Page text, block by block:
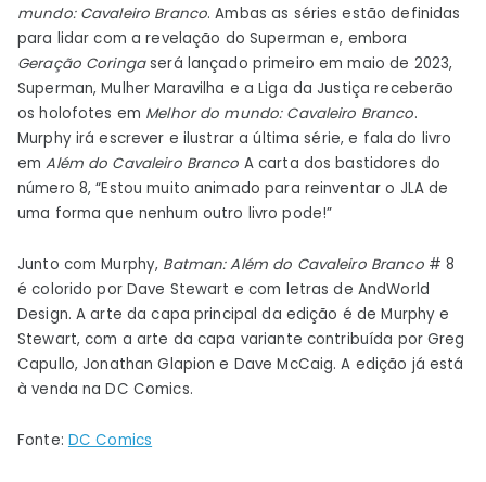
mundo: Cavaleiro Branco. Ambas as séries estão definidas
para lidar com a revelação do Superman e, embora
Geração Coringaserá lançado primeiro em maio de 2023,
Superman, Mulher Maravilha e a Liga da Justiça receberão
os holofotes em Melhor do mundo: Cavaleiro Branco.
Murphy irá escrever e ilustrar a última série, e fala do livro
emAlém do Cavaleiro Branco A carta dos bastidores do
número 8, “Estou muito animado para reinventar o JLA de
uma forma que nenhum outro livro pode!”
Junto com Murphy, Batman: Além do Cavaleiro Branco# 8
é colorido por Dave Stewart e com letras de AndWorld
Design. A arte da capa principal da edição é de Murphy e
Stewart, com a arte da capa variante contribuída por Greg
Capullo, Jonathan Glapion e Dave McCaig. A edição já está
à venda na DC Comics.
Fonte: DC Comics